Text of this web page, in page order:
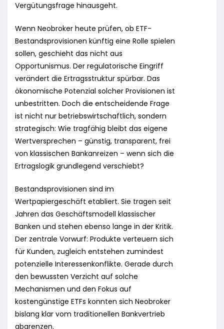
Vergütungsfrage hinausgeht.
Wenn Neobroker heute prüfen, ob ETF-
Bestandsprovisionen künftig eine Rolle spielen
sollen, geschieht das nicht aus
Opportunismus. Der regulatorische Eingriff
verändert die Ertragsstruktur spürbar. Das
ökonomische Potenzial solcher Provisionen ist
unbestritten. Doch die entscheidende Frage
ist nicht nur betriebswirtschaftlich, sondern
strategisch: Wie tragfähig bleibt das eigene
Wertversprechen – günstig, transparent, frei
von klassischen Bankanreizen – wenn sich die
Ertragslogik grundlegend verschiebt?
Bestandsprovisionen sind im
Wertpapiergeschäft etabliert. Sie tragen seit
Jahren das Geschäftsmodell klassischer
Banken und stehen ebenso lange in der Kritik.
Der zentrale Vorwurf: Produkte verteuern sich
für Kunden, zugleich entstehen zumindest
potenzielle Interessenkonflikte. Gerade durch
den bewussten Verzicht auf solche
Mechanismen und den Fokus auf
kostengünstige ETFs konnten sich Neobroker
bislang klar vom traditionellen Bankvertrieb
abgrenzen.